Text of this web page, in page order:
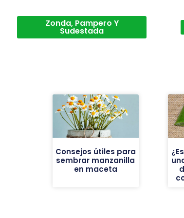
Zonda, Pampero Y
Sudestada
Consejos útiles para
sembrar manzanilla
en maceta